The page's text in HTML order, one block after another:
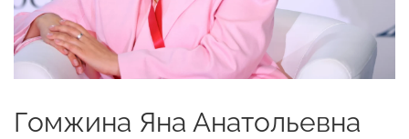
Гомжина Яна Анатольевна